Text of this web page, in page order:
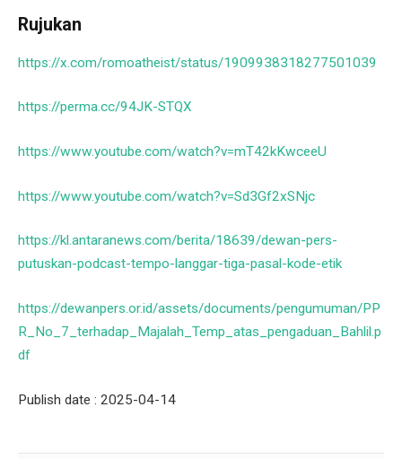
Rujukan
https://x.com/romoatheist/status/1909938318277501039
https://perma.cc/94JK-STQX
https://www.youtube.com/watch?v=mT42kKwceeU
https://www.youtube.com/watch?v=Sd3Gf2xSNjc
https://kl.antaranews.com/berita/18639/dewan-pers-
putuskan-podcast-tempo-langgar-tiga-pasal-kode-etik
https://dewanpers.or.id/assets/documents/pengumuman/PP
R_No_7_terhadap_Majalah_Temp_atas_pengaduan_Bahlil.p
df
Publish date : 2025-04-14